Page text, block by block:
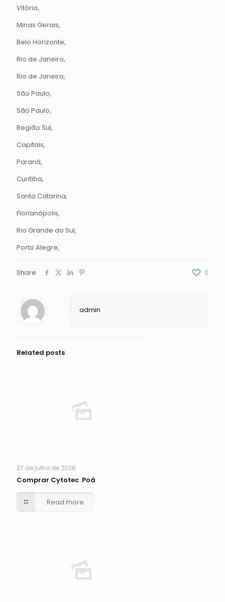
Vitória,
Minas Gerais,
Belo Horizonte,
Rio de Janeiro,
Rio de Janeiro,
São Paulo,
São Paulo,
Região Sul,
Capitais,
Paraná,
Curitiba,
Santa Catarina,
Florianópolis,
Rio Grande do Sul,
Porto Alegre,
Share 0
admin
Related posts
27 de julho de 2026
Comprar Cytotec Poá
Read more